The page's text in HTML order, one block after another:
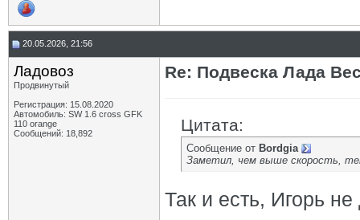
20.05.2026, 21:56
Ладовоз
Продвинутый
Регистрация: 15.08.2020
Автомобиль: SW 1.6 cross GFK
110 orange
Сообщений: 18,892
Re: Подвеска Лада
Цитата:
Сообщение от Bordgia
Заметил, чем выше скорость,
Так и есть, Игорь не